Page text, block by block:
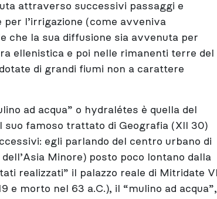
attraverso successivi passaggi e
l’irrigazione (come avveniva
che la sua diffusione sia avvenuta per
ellenistica e poi nelle rimanenti terre del
di grandi fiumi non a carattere
ad acqua” o hydralétes è quella del
famoso trattato di Geografia (XII 30)
egli parlando del centro urbano di
Minore) posto poco lontano dalla
realizzati” il palazzo reale di Mitridate VI
e morto nel 63 a.C.), il “mulino ad acqua”,